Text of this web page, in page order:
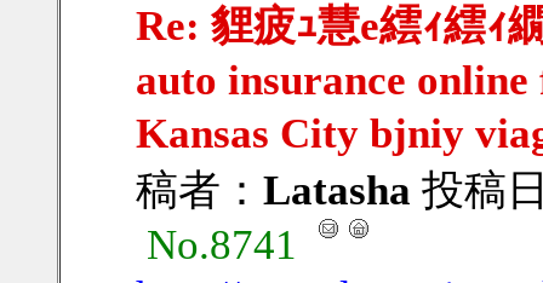
Re: 貍疲ｭ慧e繧ｨ繧ｨ
auto insurance
Kansas City bjniy
稿者： Latasha 投稿
No.8741